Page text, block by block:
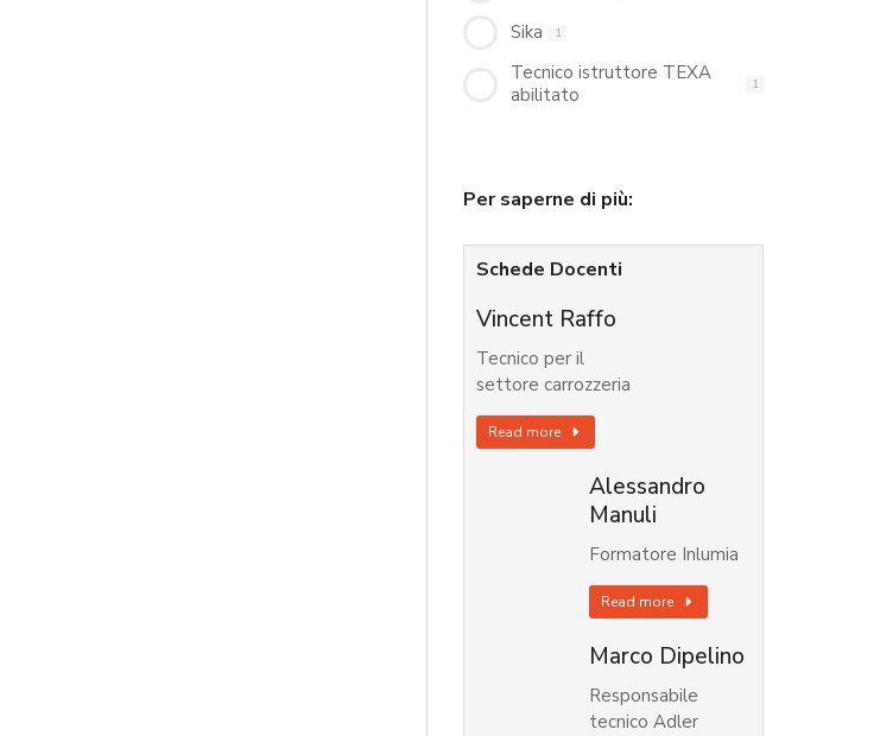
Sika 1
Tecnico istruttore TEXA
abilitato
1
Per saperne di più:
Schede Docenti
Vincent Raffo
Tecnico per il
settore carrozzeria
Read more
Alessandro
Manuli
Formatore Inlumia
Read more
Marco Dipelino
Responsabile
tecnico Adler